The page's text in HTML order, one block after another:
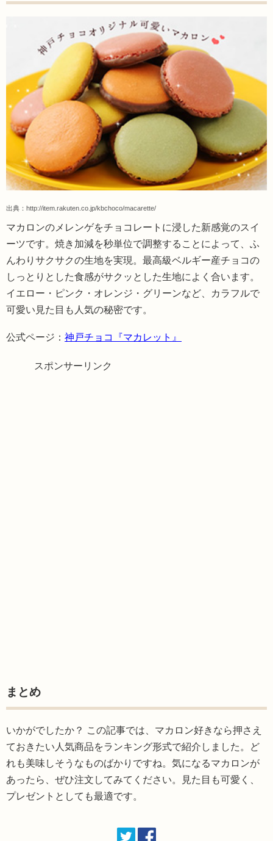
出典： http://item.rakuten.co.jp/kbchoco/macarette/
マカロンのメレンゲをチョコレートに浸した新感覚のスイ
ーツです。焼き加減を秒単位で調整することによって、ふ
んわりサクサクの生地を実現。最高級ベルギー産チョコの
しっとりとした食感がサクッとした生地によく合います。
イエロー・ピンク・オレンジ・グリーンなど、カラフルで
可愛い見た目も人気の秘密です。
公式ページ： 神戸チョコ『マカレット』
スポンサーリンク
まとめ
いかがでしたか？ この記事では、マカロン好きなら押さえ
ておきたい人気商品をランキング形式で紹介しました。ど
れも美味しそうなものばかりですね。気になるマカロンが
あったら、ぜひ注文してみてください。見た目も可愛く、
プレゼントとしても最適です。